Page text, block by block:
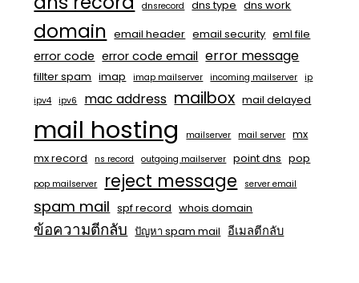
dnsrecord dns type dns work
domain email header email security eml file
error code error code email error message
fillter spam imap imap mailserver incoming mailserver
ip
ipv4
ipv6 mac address mailbox mail delayed
mail hosting mailserver mail server
mx
mx record
ns record outgoing mailserver point dns pop
pop mailserver reject message server email
spam mail spf record whois domain
ข้อความตีกลับ ปัญหา spam mail อีเมลตีกลับ